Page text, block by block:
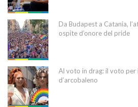
Da Budapest a Catania,
ospite d’onore del pride
Al voto in drag: il voto per
d’arcobaleno